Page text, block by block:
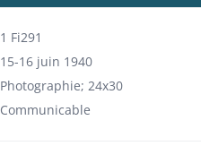
1 Fi291
15-16 juin 1940
Photographie; 24x30
Communicable